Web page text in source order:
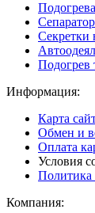
Секретки
Подогрев
Информация:
Карта
Обмен и
Оплата
Условия
Политика
Компания: